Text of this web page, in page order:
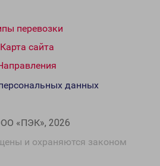
перевозки
Карта сайта
«ПЭК», 2026
и охраняются законом
данных